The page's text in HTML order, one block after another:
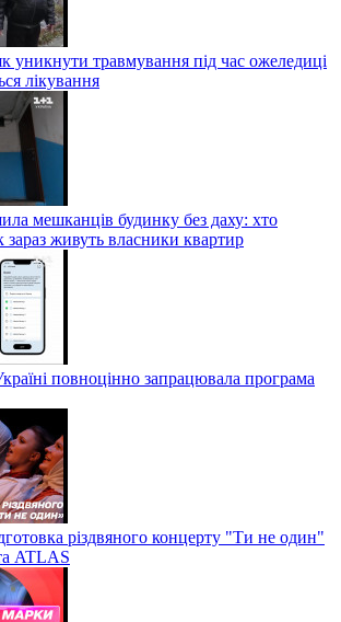
уникнути травмування під час ожеледиці
лікування
мешканців будинку без даху: хто
зараз живуть власники квартир
повноцінно запрацювала програма
різдвяного концерту "Ти не один"
ATLAS